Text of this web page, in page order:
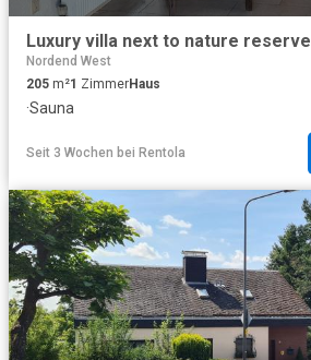
Nordend West
205 m²1 ZimmerHaus
·Sauna
Seit 3 Wochen bei Rentola